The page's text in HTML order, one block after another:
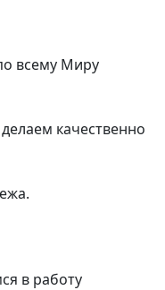
всему Миру
качественно
в работу